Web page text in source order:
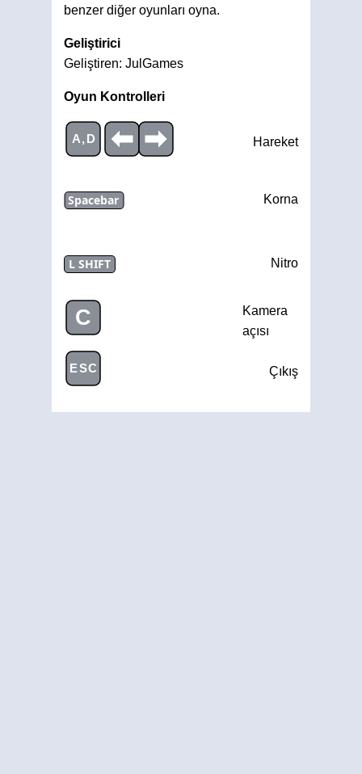
benzer diğer oyunları oyna.
Geliştirici
Geliştiren: JulGames
Oyun Kontrolleri
A,D Hareket
Spacebar Korna
L SHIFT Nitro
C
Kamera
açısı
ESC Çıkış